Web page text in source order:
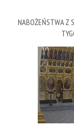
NABOŻEŃSTWA Z